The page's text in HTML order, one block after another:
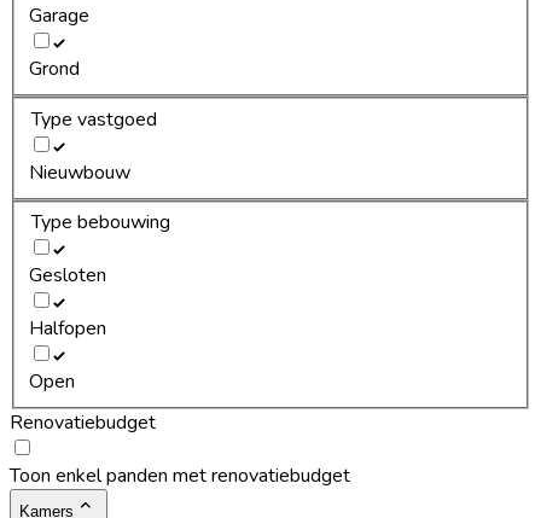
Garage
Grond
Type vastgoed
Nieuwbouw
Type bebouwing
Gesloten
Halfopen
Open
Renovatiebudget
Toon enkel panden met renovatiebudget
Kamers